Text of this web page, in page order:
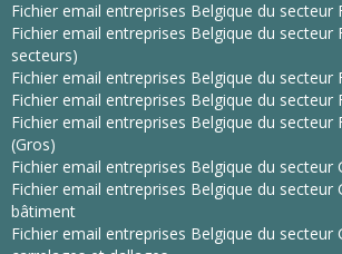
Fichier email entreprises Belgique du secteur
Fichier email entreprises Belgique du secteur
secteurs)
Fichier email entreprises Belgique du secteur
Fichier email entreprises Belgique du secteur
Fichier email entreprises Belgique du secteur
(Gros)
Fichier email entreprises Belgique du secteur
Fichier email entreprises Belgique du
bâtiment
Fichier email entreprises Belgique du secteur